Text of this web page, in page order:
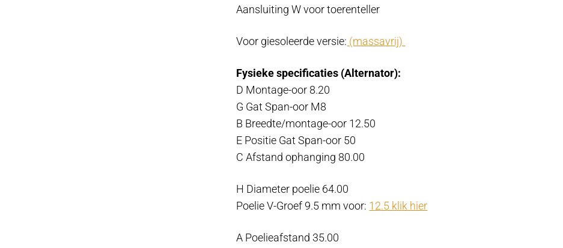
Aansluiting W voor toerenteller
Voor giesoleerde versie: (massavrij)
Fysieke specificaties (Alternator):
D Montage-oor 8.20
G Gat Span-oor M8
B Breedte/montage-oor 12.50
E Positie Gat Span-oor 50
C Afstand ophanging 80.00
H Diameter poelie 64.00
Poelie V-Groef 9.5 mm voor: 12.5 klik hier
A Poelieafstand 35.00